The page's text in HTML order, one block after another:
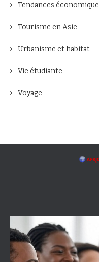
Tendances économique
Tourisme en Asie
Urbanisme et habitat
Vie étudiante
Voyage